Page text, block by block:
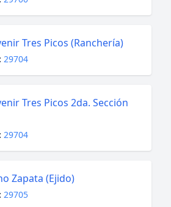
Tres Picos (Ranchería)
29704
Tres Picos 2da. Sección
29704
Zapata (Ejido)
29705